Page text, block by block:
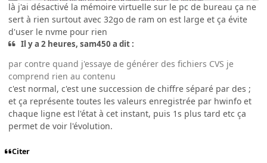
là j'ai désactivé la mémoire virtuelle sur le pc de bureau ça ne
sert à rien surtout avec 32go de ram on est large et ça évite
d'user le nvme pour rien
Il y a 2 heures, sam450 a dit :
par contre quand j'essaye de générer des fichiers CVS je
comprend rien au contenu
c'est normal, c'est une succession de chiffre séparé par des ;
et ça représente toutes les valeurs enregistrée par hwinfo et
chaque ligne est l'état à cet instant, puis 1s plus tard etc ça
permet de voir l'évolution.
Citer